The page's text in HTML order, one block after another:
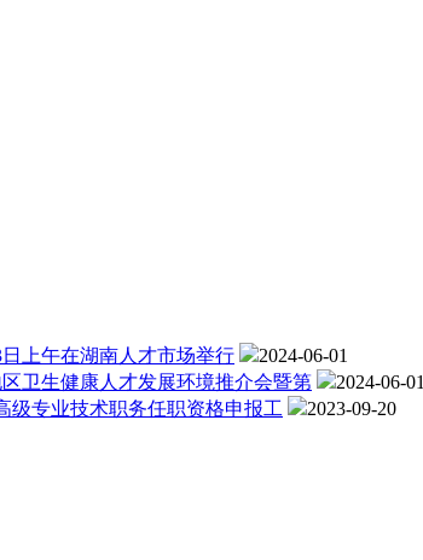
上午在湖南人才市场举行
2024-06-01
卫生健康人才发展环境推介会暨第
2024-06-01
级专业技术职务任职资格申报工
2023-09-20